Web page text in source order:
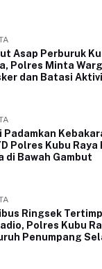
Asap Perburuk
Polres Minta
dan Batasi
Padamkan
Polres Kubu
di Bawah Gambut
Ringsek
Polres Kubu
Penumpang